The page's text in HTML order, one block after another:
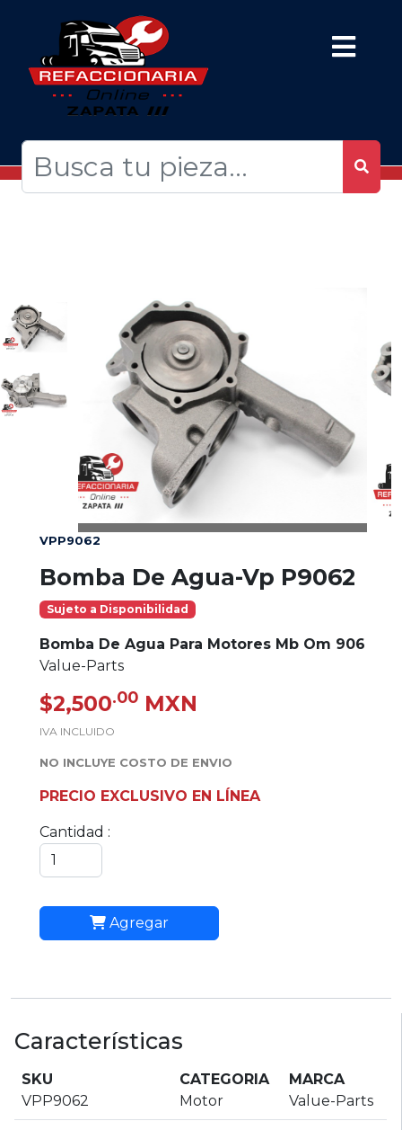
VPP9062
Bomba De Agua-Vp P9062
Sujeto a Disponibilidad
Bomba De Agua Para Motores Mb Om 906
Value-Parts
$2,500.00 MXN
IVA INCLUIDO
NO INCLUYE COSTO DE ENVIO
PRECIO EXCLUSIVO EN LÍNEA
Cantidad :
Agregar
Características
SKU
VPP9062
CATEGORIA
Motor
MARCA
Value-Parts